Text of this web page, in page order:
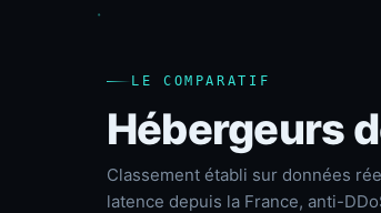
LE COMPARATIF
Hébergeurs
Classement établi sur données
latence depuis la France, anti-